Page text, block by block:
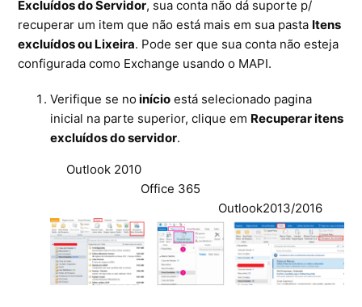
Excluídos do Servidor, sua conta não dá suporte p/
recuperar um item que não está mais em sua pasta Itens
excluídos ou Lixeira. Pode ser que sua conta não esteja
configurada como Exchange usando o MAPI.
Verifique se noinício está selecionado pagina
inicial na parte superior, clique em Recuperar itens
excluídos do servidor.
Outlook 2010
Office 365
Outlook2013/2016